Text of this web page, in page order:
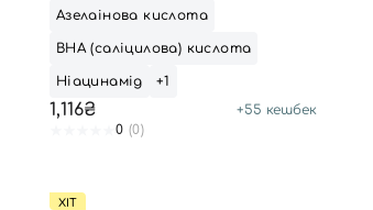
Азелаінова кислота
ВНА (саліцилова) кислота
Ніацинамід +1
1,116₴ +55 кешбек
0 (0)
ХІТ